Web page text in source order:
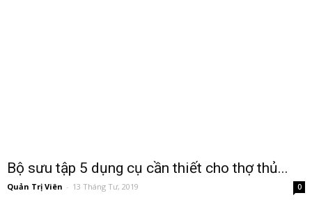
Bộ sưu tập 5 dụng cụ cần thiết cho thợ thủ...
Quản Trị Viên - 13 Tháng Tư, 2019 0